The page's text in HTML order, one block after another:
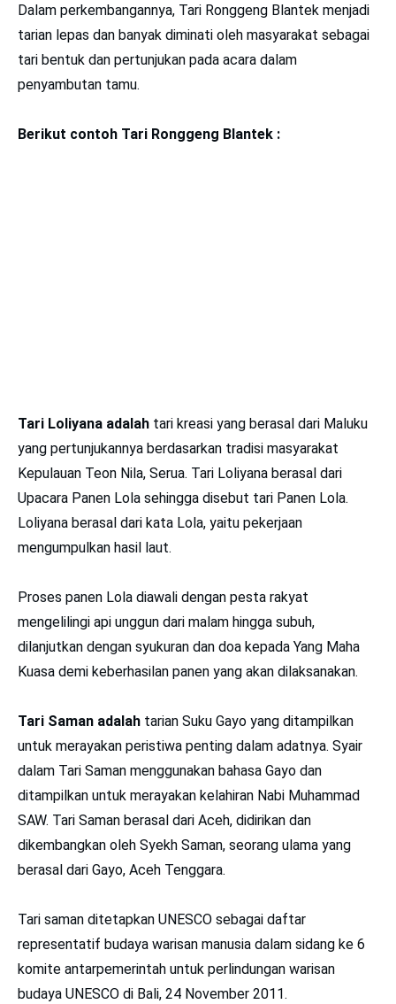
Dalam perkembangannya, Tari Ronggeng Blantek menjadi
tarian lepas dan banyak diminati oleh masyarakat sebagai
tari bentuk dan pertunjukan pada acara dalam
penyambutan tamu.
Berikut contoh Tari Ronggeng Blantek :
Tari Loliyana adalah tari kreasi yang berasal dari Maluku
yang pertunjukannya berdasarkan tradisi masyarakat
Kepulauan Teon Nila, Serua. Tari Loliyana berasal dari
Upacara Panen Lola sehingga disebut tari Panen Lola.
Loliyana berasal dari kata Lola, yaitu pekerjaan
mengumpulkan hasil laut.
Proses panen Lola diawali dengan pesta rakyat
mengelilingi api unggun dari malam hingga subuh,
dilanjutkan dengan syukuran dan doa kepada Yang Maha
Kuasa demi keberhasilan panen yang akan dilaksanakan.
Tari Saman adalah tarian Suku Gayo yang ditampilkan
untuk merayakan peristiwa penting dalam adatnya. Syair
dalam Tari Saman menggunakan bahasa Gayo dan
ditampilkan untuk merayakan kelahiran Nabi Muhammad
SAW. Tari Saman berasal dari Aceh, didirikan dan
dikembangkan oleh Syekh Saman, seorang ulama yang
berasal dari Gayo, Aceh Tenggara.
Tari saman ditetapkan UNESCO sebagai daftar
representatif budaya warisan manusia dalam sidang ke 6
komite antarpemerintah untuk perlindungan warisan
budaya UNESCO di Bali, 24 November 2011.